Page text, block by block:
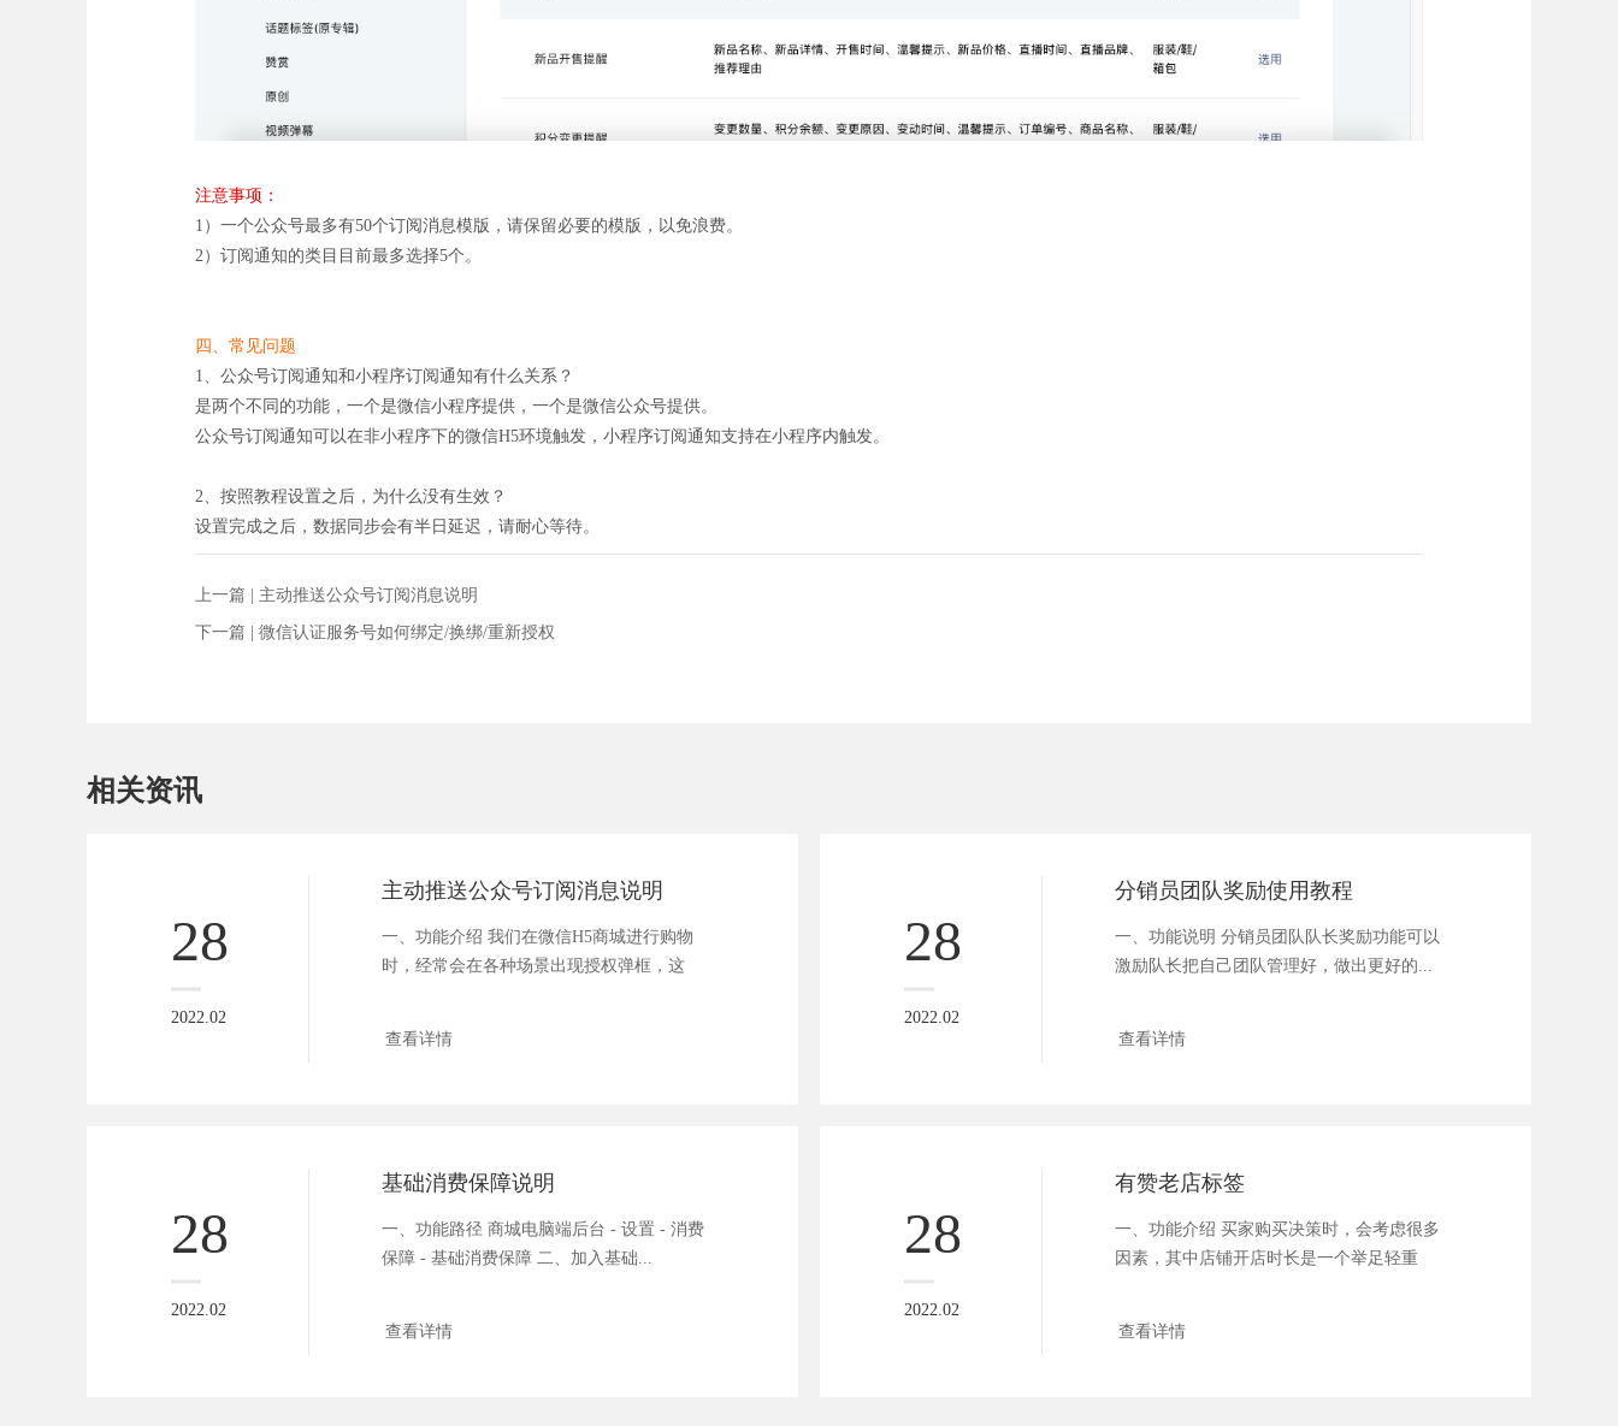
注意事项：
1）一个公众号最多有50个订阅消息模版，请保留必要的模版，以免浪费。
2）订阅通知的类目目前最多选择5个。
四、常见问题
1、公众号订阅通知和小程序订阅通知有什么关系？
是两个不同的功能，一个是微信小程序提供，一个是微信公众号提供。
公众号订阅通知可以在非小程序下的微信H5环境触发，小程序订阅通知支持在小程序内触发。
2、按照教程设置之后，为什么没有生效？
设置完成之后，数据同步会有半日延迟，请耐心等待。
上一篇 | 主动推送公众号订阅消息说明
下一篇 | 微信认证服务号如何绑定/换绑/重新授权
相关资讯
28
2022.02
主动推送公众号订阅消息说明
一、功能介绍 我们在微信H5商城进行购物
时，经常会在各种场景出现授权弹框，这
查看详情
28
2022.02
分销员团队奖励使用教程
一、功能说明 分销员团队队长奖励功能可以
激励队长把自己团队管理好，做出更好的...
查看详情
28
2022.02
基础消费保障说明
一、功能路径 商城电脑端后台 - 设置 - 消费
保障 - 基础消费保障 二、加入基础...
查看详情
28
2022.02
有赞老店标签
一、功能介绍 买家购买决策时，会考虑很多
因素，其中店铺开店时长是一个举足轻重
查看详情